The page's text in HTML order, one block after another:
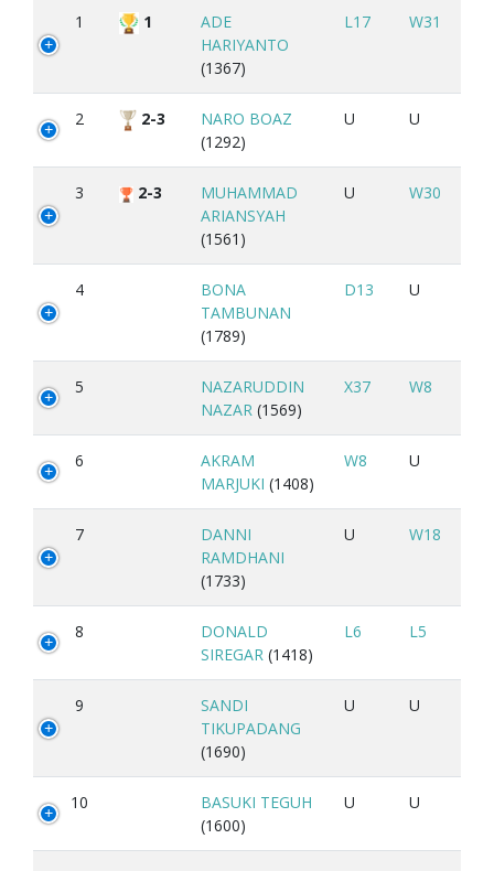
1 1
ADE
HARIYANTO
(1367)
L17 W31
2 2-3
NARO BOAZ
(1292)
U U
3 2-3
MUHAMMAD
ARIANSYAH
(1561)
U W30
4
BONA
TAMBUNAN
(1789)
D13 U
5
NAZARUDDIN
NAZAR (1569)
X37 W8
6
AKRAM
MARJUKI (1408)
W8 U
7
DANNI
RAMDHANI
(1733)
U W18
8
DONALD
SIREGAR (1418)
L6 L5
9
SANDI
TIKUPADANG
(1690)
U U
10
BASUKI TEGUH
(1600)
U U